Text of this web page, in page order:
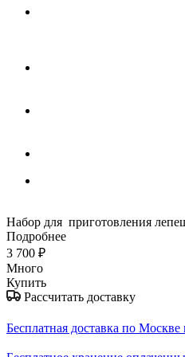
Набор для приготовления
Подробнее
3 700 ₽
Много
Купить
Рассчитать доставку
Бесплатная доставка по Москве